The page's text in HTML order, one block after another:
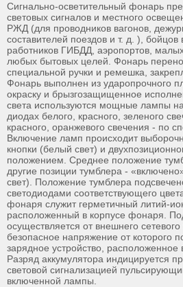
Сигнально-осветительный фонарь
световых сигналов и местного
РЖД (для проводников вагонов,
составителей поездов и т. д. ),
работников ГИБДД, аэропортов,
любых бытовых целей. Фонарь
специальной ручки и ремешка,
Фонарь выполнен из ударопрочного
окраску и брызгозащищенное
света используются мощные лампы
диодах белого, красного, зеленого
красного, оранжевого свечения - по
Включение ламп происходит
кнопки (белый свет) и
положением. Среднее положение
другие позиции тумблера -
свет). Положение тумблера
светодиодами соответствующего
фонаря служит герметичный литий-
расположенный в корпусе фонаря.
осуществляется от внешнего сетевого
безопасное напряжение от которого
зарядное устройство, расположенное
Разряд аккумулятора индицируется
световой сигнализацией
включенной лампы.